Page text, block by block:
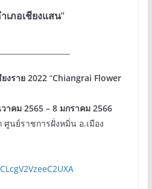
เภอเชียงแสน“
งราย 2022“Chiangrai Flower
คม 2565 – 8 มกราคม 2566
นย์ราชการฝั่งหมิ่น อ.เมือง